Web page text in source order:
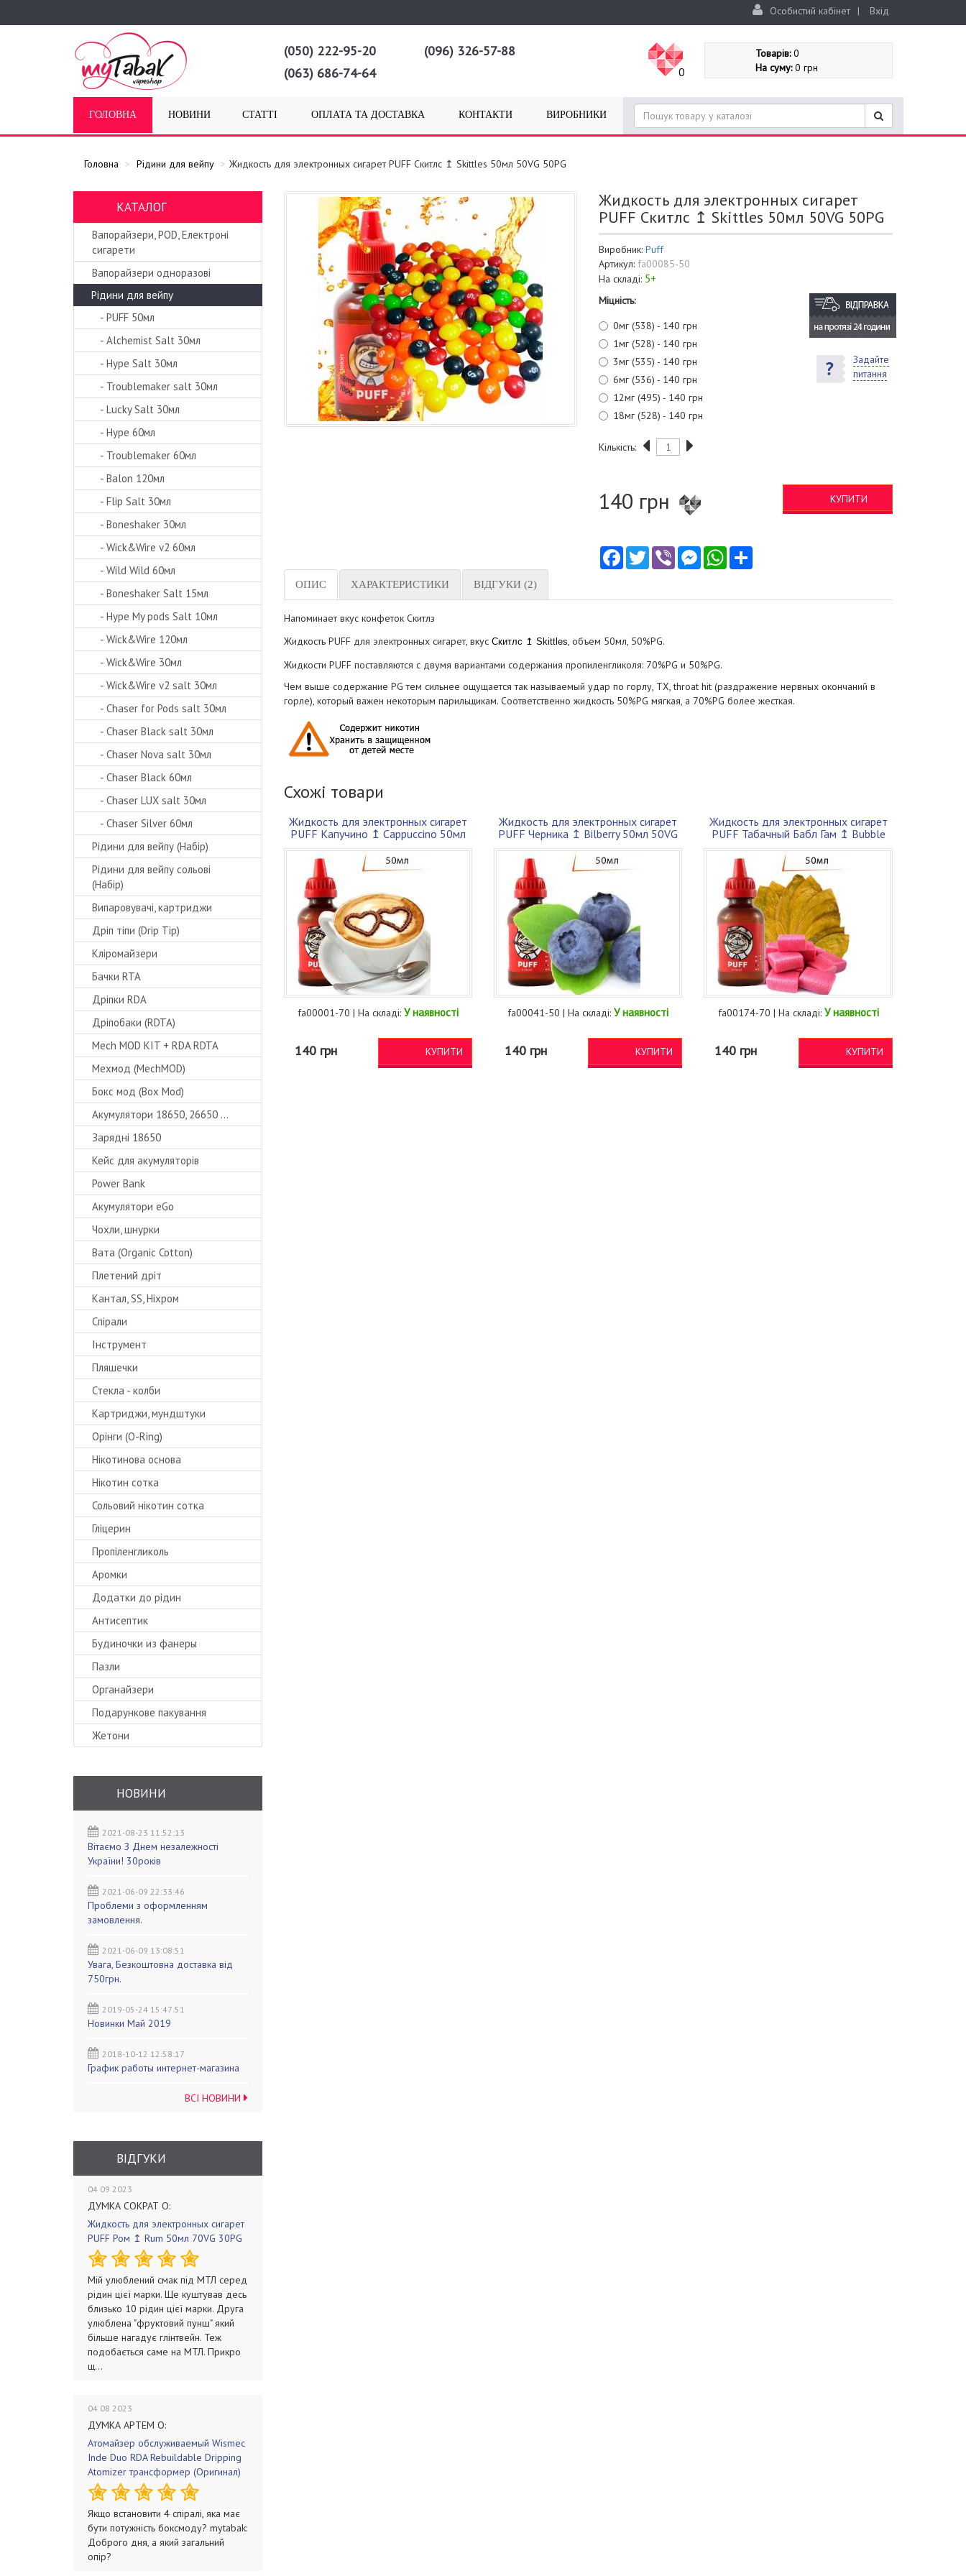
Особистий кабінет | Вхід
(050) 222-95-20
(063) 686-74-64
(096) 326-57-88
0
Товарів:0
На суму:0 грн
ГОЛОВНА НОВИНИ СТАТТІ ОПЛАТА ТА ДОСТАВКА КОНТАКТИ ВИРОБНИКИ
Головна Рідини для вейпу Жидкость для электронных сигарет PUFF Скитлс ↥ Skittles 50мл 50VG 50PG
КАТАЛОГ
Вапорайзери, POD, Електроні
сигарети
Вапорайзери одноразові
Рідини для вейпу
- PUFF 50мл
- Alchemist Salt 30мл
- Hype Salt 30мл
- Troublemaker salt 30мл
- Lucky Salt 30мл
- Hype 60мл
- Troublemaker 60мл
- Balon 120мл
- Flip Salt 30мл
- Boneshaker 30мл
- Wick&Wire v2 60мл
- Wild Wild 60мл
- Boneshaker Salt 15мл
- Hype My pods Salt 10мл
- Wick&Wire 120мл
- Wick&Wire 30мл
- Wick&Wire v2 salt 30мл
- Chaser for Pods salt 30мл
- Chaser Black salt 30мл
- Chaser Nova salt 30мл
- Chaser Black 60мл
- Chaser LUX salt 30мл
- Chaser Silver 60мл
Рідини для вейпу (Набір)
Рідини для вейпу сольові
(Набір)
Випаровувачі, картриджи
Дріп тіпи (Drip Tip)
Кліромайзери
Бачки RTA
Дріпки RDA
Дріпобаки (RDTA)
Mech MOD KIT + RDA RDTA
Мехмод (MechMOD)
Бокс мод (Box Mod)
Акумулятори 18650, 26650 ...
Зарядні 18650
Кейс для акумуляторів
Power Bank
Акумулятори eGo
Чохли, шнурки
Вата (Organic Cotton)
Плетений дріт
Кантал, SS, Ніхром
Спірали
Інструмент
Пляшечки
Стекла - колби
Картриджи, мундштуки
Орінги (O-Ring)
Нікотинова основа
Нікотин сотка
Сольовий нікотин сотка
Гліцерин
Пропіленгликоль
Аромки
Додатки до рідин
Антисептик
Будиночки из фанеры
Пазли
Органайзери
Подарункове пакування
Жетони
НОВИНИ
2021-08-23 11:52:13
Вітаємо З Днем незалежності
України! 30років
2021-06-09 22:33:46
Проблеми з оформленням
замовлення.
2021-06-09 13:08:51
Увага, Безкоштовна доставка від
750грн.
2019-05-24 15:47:51
Новинки Май 2019
2018-10-12 12:58:17
График работы интернет-магазина
ВСІ НОВИНИ
ВІДГУКИ
04 09 2023
ДУМКА СОКРАТ О:
Жидкость для электронных сигарет
PUFF Ром ↥ Rum 50мл 70VG 30PG
Мій улюблений смак під МТЛ серед
рідин цієї марки. Ще куштував десь
близько 10 рідин цієї марки. Друга
улюблена "фруктовий пунш" який
більше нагадує глінтвейн. Теж
подобається саме на МТЛ. Прикро
щ...
04 08 2023
ДУМКА АРТЕМ О:
Атомайзер обслуживаемый Wismec
Inde Duo RDA Rebuildable Dripping
Atomizer трансформер (Оригинал)
Якщо встановити 4 спіралі, яка має
бути потужність боксмоду? mytabak:
Доброго дня, а який загальний
опір?
Жидкость для электронных сигарет
PUFF Скитлс ↥ Skittles 50мл 50VG 50PG
Виробник:Puff
Артикул: fa00085-50
На складі: 5+
Міцність:
0мг (538) - 140 грн
1мг (528) - 140 грн
3мг (535) - 140 грн
6мг (536) - 140 грн
12мг (495) - 140 грн
18мг (528) - 140 грн
Кількість:
Задайте
питання
140 грн КУПИТИ
FacebookTwitterViber MessengerWhatsApp
ОПИС ХАРАКТЕРИСТИКИ ВІДГУКИ (2)
Напоминает вкус конфеток Скитлз
Жидкость PUFF для электронных сигарет, вкус Скитлс ↥ Skittles, объем 50мл, 50%PG.
Жидкости PUFF поставляются с двумя вариантами содержания пропиленгликоля: 70%PG и 50%PG.
Чем выше содержание PG тем сильнее ощущается так называемый удар по горлу, ТХ, throat hit (раздражение нервных окончаний в
горле), который важен некоторым парильщикам. Соответственно жидкость 50%PG мягкая, а 70%PG более жесткая.
Схожі товари
Жидкость для электронных сигарет
PUFF Капучино ↥ Cappuccino 50мл
30VG ...
fa00001-70 | На складі: У наявності
140 грн КУПИТИ
Жидкость для электронных сигарет
PUFF Черника ↥ Bilberry 50мл 50VG
50P...
fa00041-50 | На складі:У наявності
140 грн КУПИТИ
Жидкость для электронных сигарет
PUFF Табачный Бабл Гам ↥ Bubble
Gum T...
fa00174-70 | На складі: У наявності
140 грн КУПИТИ